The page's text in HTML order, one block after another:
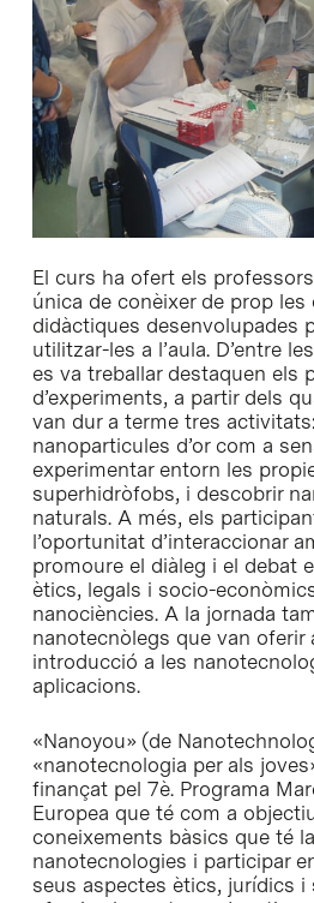
El curs ha ofert els
única de conèixer de prop les
didàctiques desenvolupades
utilitzar-les a l’aula. D’entre
es va treballar destaquen els
d’experiments, a partir dels
van dur a terme tres
nanoparticules d’or com a
experimentar entorn les
superhidròfobs, i descobrir
naturals. A més, els
l’oportunitat d’interaccionar
promoure el diàleg i el debat
ètics, legals i socio-
nanociències. A la jornada
nanotecnòlegs que van oferir
introducció a les
aplicacions.
«Nanoyou» (de
«nanotecnologia per als
finançat pel 7è. Programa
Europea que té com a
coneixements bàsics que té
nanotecnologies i participar
seus aspectes ètics, jurídics i